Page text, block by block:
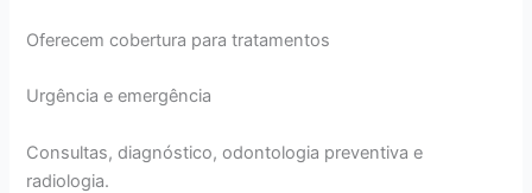
Oferecem cobertura para tratamentos
Urgência e emergência
Consultas, diagnóstico, odontologia preventiva e
radiologia.